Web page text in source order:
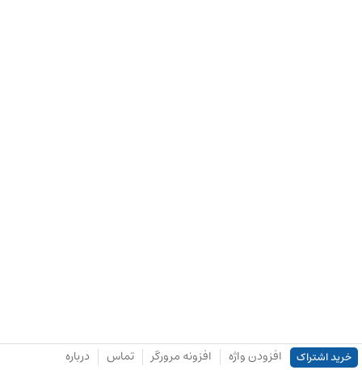
خرید اشتراک افزودن واژه افزونه مرورگر تماس درباره